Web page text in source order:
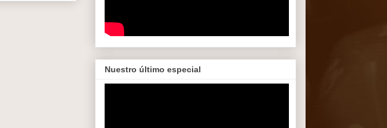
Nuestro último especial